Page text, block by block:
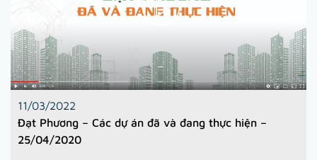
11/03/2022
Đạt Phương – Các dự án đã và đang thực hiện –
25/04/2020